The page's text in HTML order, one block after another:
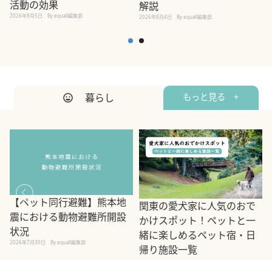
活動の効果
2026年8月5日 By equall編集部
解説
2026年8月4日 By equall編集部
暮らし もっと見る +
【ペット同行避難】熊本地
震における動物避難所開設
状況
2026年7月30日 By equall編集部
関東の愛犬家に人気のおで
かけスポット！ペットと一
緒に楽しめるペット宿・日
帰り施設一覧